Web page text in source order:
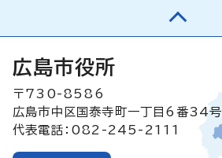
広島市役所
〒730-8586
広島市中区国泰寺町一丁目6番34号
代表電話：082-245-2111